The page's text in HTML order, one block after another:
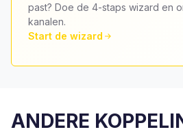
past? Doe de 4-staps wizard en
kanalen.
Start de wizard
ANDERE